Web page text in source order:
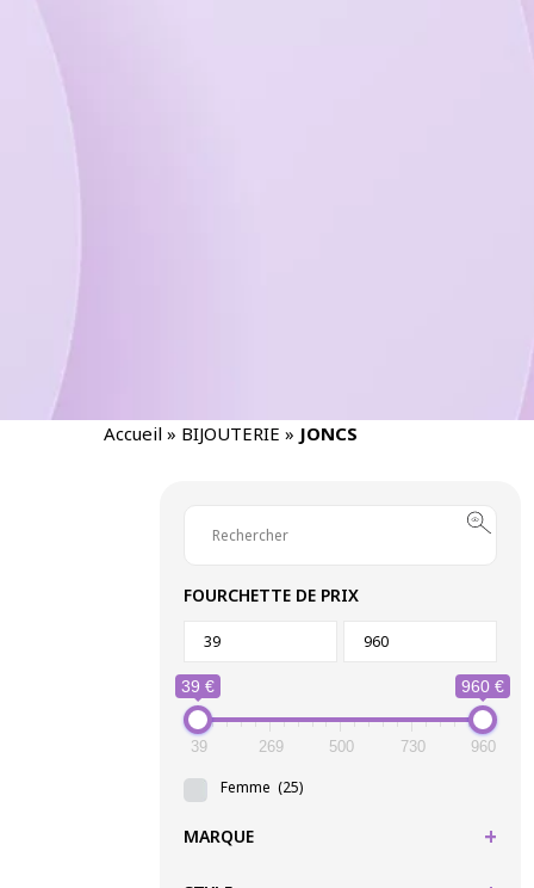
Accueil » BIJOUTERIE » JONCS
FOURCHETTE DE PRIX
39 € 960 €
39 269 500 730 960
Femme (25)
MARQUE +